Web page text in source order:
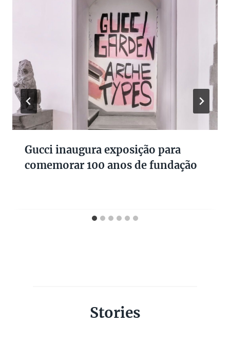
Gucci inaugura exposição para
comemorar 100 anos de fundação
Stories